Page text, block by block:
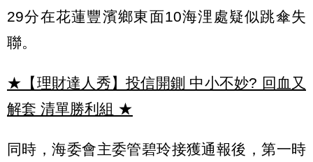
29分在花蓮豐濱鄉東面10海浬處疑似跳傘失
聯。
★【理財達人秀】投信開鍘 中小不妙? 回血又
解套 清單勝利組 ★
同時，海委會主委管碧玲接獲通報後，第一時